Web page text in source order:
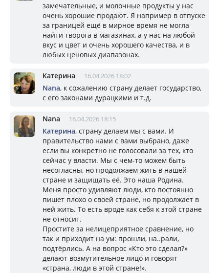
замечательные, и молочные продукты у нас
очень хорошие продают. Я например в отпуске
за границей ещё в мирное время не могла
найти творога в магазинах, а у нас на любой
вкус и цвет и очень хорошего качества, и в
любых ценовых диапазонах.
Катерина 16.04.2026 18:02
Nana, к сожалению страну делает государство,
с его законами дурацкими и т.д.
Nana 16.04.2026 18:15
Катерина, страну делаем мы с вами. И
правительство нами с вами выбрано, даже
если вы конкретно не голосовали за тех, кто
сейчас у власти. Мы с чем-то можем быть
несогласны, но продолжаем жить в нашей
стране и защищать её. Это наша Родина.
Меня просто удивляют люди, кто постоянно
пишет плохо о своей стране, но продолжает в
ней жить. То есть вроде как себя к этой стране
не относит.
Простите за нелицеприятное сравнение, но
так и приходит на ум: прошли, на..рали,
подтёрлись. А на вопрос «Кто это сделал?»
делают возмутительное лицо и говорят
«страна, люди в этой стране!».